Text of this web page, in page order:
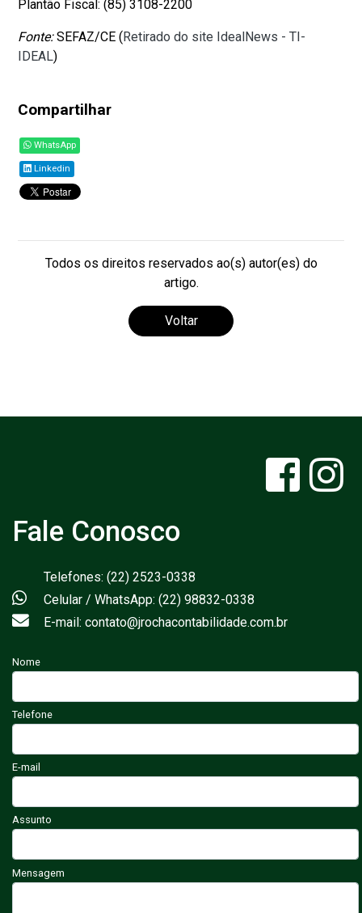
Plantão Fiscal: (85) 3108-2200
Fonte:SEFAZ/CE (Retirado do site IdealNews - TI-
IDEAL)
Compartilhar
WhatsApp
Linkedin
Todos os direitos reservados ao(s) autor(es) do
artigo.
Voltar
Fale Conosco
Telefones: (22) 2523-0338
Celular / WhatsApp: (22) 98832-0338
E-mail: contato@jrochacontabilidade.com.br
Nome
Telefone
E-mail
Assunto
Mensagem